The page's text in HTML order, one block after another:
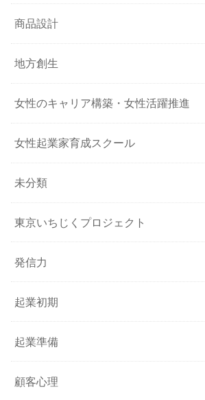
商品設計
地方創生
女性のキャリア構築・女性活躍推進
女性起業家育成スクール
未分類
東京いちじくプロジェクト
発信力
起業初期
起業準備
顧客心理